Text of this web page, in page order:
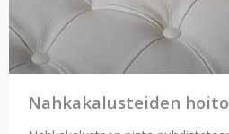
Nahkakalusteiden